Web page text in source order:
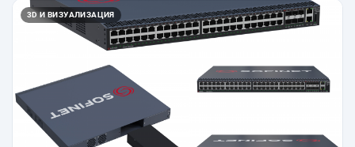
3D И ВИЗУАЛИЗАЦИЯ